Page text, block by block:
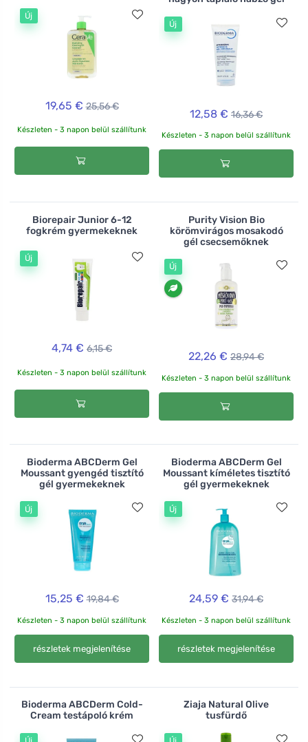
Új
19,65 € 25,56 €
Készleten - 3 napon belül szállítunk
Új
12,58 € 16,36 €
Készleten - 3 napon belül szállítunk
Biorepair Junior 6-12
fogkrém gyermekeknek
Új
4,74 € 6,15 €
Készleten - 3 napon belül szállítunk
Purity Vision Bio
körömvirágos mosakodó
gél csecsemőknek
Új
22,26 € 28,94 €
Készleten - 3 napon belül szállítunk
Bioderma ABCDerm Gel
Moussant gyengéd tisztító
gél gyermekeknek
Új
15,25 € 19,84 €
Készleten - 3 napon belül szállítunk
részletek megjelenítése
Bioderma ABCDerm Gel
Moussant kíméletes tisztító
gél gyermekeknek
Új
24,59 € 31,94 €
Készleten - 3 napon belül szállítunk
részletek megjelenítése
Bioderma ABCDerm Cold-
Cream testápoló krém
Ziaja Natural Olive
tusfürdő